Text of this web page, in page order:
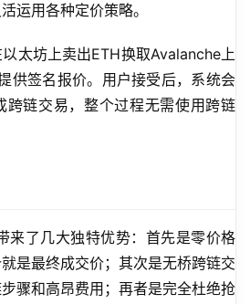
运用各种定价策略。
太坊上卖出ETH换取Avalanche上
供签名报价。用户接受后，系统会
跨链交易，整个过程无需使用跨链
来了几大独特优势：首先是零价格
是最终成交价；其次是无桥跨链交
骤和高昂费用；再者是完全杜绝抢